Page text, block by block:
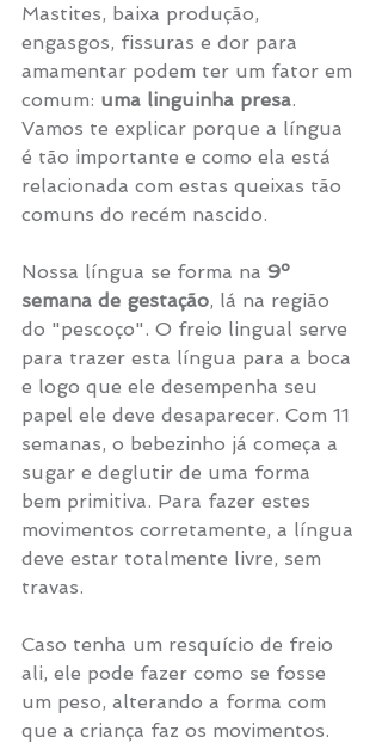
Mastites, baixa produção,
engasgos, fissuras e dor para
amamentar podem ter um fator em
comum: uma linguinha presa.
Vamos te explicar porque a língua
é tão importante e como ela está
relacionada com estas queixas tão
comuns do recém nascido.
Nossa língua se forma na 9º
semana de gestação, lá na região
do "pescoço". O freio lingual serve
para trazer esta língua para a boca
e logo que ele desempenha seu
papel ele deve desaparecer. Com 11
semanas, o bebezinho já começa a
sugar e deglutir de uma forma
bem primitiva. Para fazer estes
movimentos corretamente, a língua
deve estar totalmente livre, sem
travas.
Caso tenha um resquício de freio
ali, ele pode fazer como se fosse
um peso, alterando a forma com
que a criança faz os movimentos.